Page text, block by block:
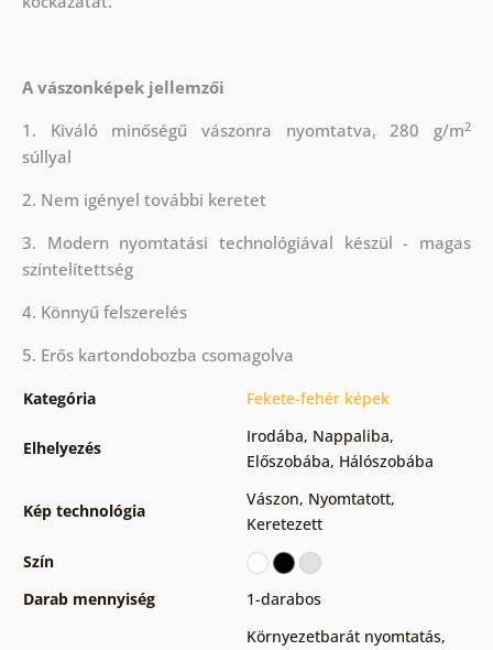
A vászonképek jellemzői
1. Kiváló minőségű vászonra nyomtatva, 280 g/m2
súllyal
2. Nem igényel további keretet
3. Modern nyomtatási technológiával készül - magas
színtelítettség
4. Könnyű felszerelés
5. Erős kartondobozba csomagolva
Kategória Fekete-fehér képek
Elhelyezés
Irodába, Nappaliba,
Előszobába, Hálószobába
Kép technológia
Vászon, Nyomtatott,
Keretezett
Szín
Darab mennyiség
1-darabos
Környezetbarát nyomtatás,